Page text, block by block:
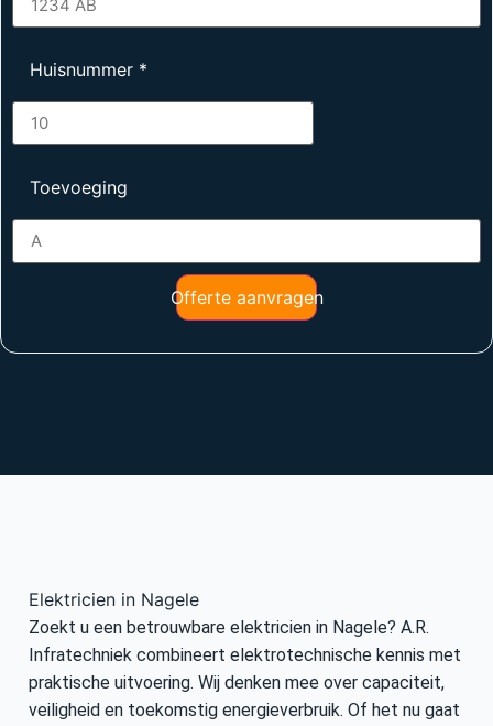
Huisnummer *
Toevoeging
Offerte aanvragen
Elektricien in Nagele
Zoekt u een betrouwbare elektricien in Nagele? A.R.
Infratechniek combineert elektrotechnische kennis met
praktische uitvoering. Wij denken mee over capaciteit,
veiligheid en toekomstig energieverbruik. Of het nu gaat